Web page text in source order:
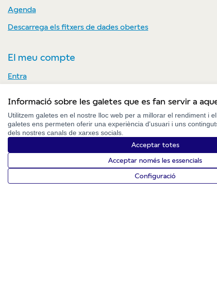
Informació sobre les galetes que es fan servir a
Utilitzem galetes en el nostre lloc web per a millorar el rendiment i
galetes ens permeten oferir una experiència d'usuari i uns
dels nostres canals de xarxes socials.
Acceptar totes
Acceptar només les essencials
Configuració
Inici
Cercar Activitat
Agenda
Descarrega els fitxers de dades obertes
El meu compte
Entra
El Col·laboratori Catalunya està impulsat per:
El Col·laboratori Catalunya està impulsat per: